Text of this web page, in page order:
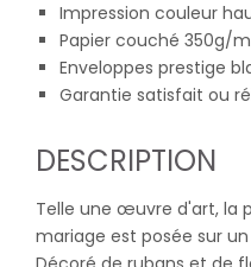
Impression couleur
Papier couché 350g/
Enveloppes prestige
Garantie satisfait ou
DESCRIPTION
Telle une œuvre d'art, la
mariage est posée sur